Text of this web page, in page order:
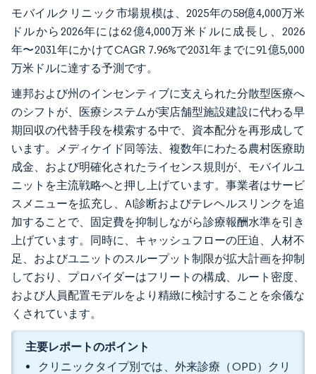
モバイルクリニック市場規模は、2025年の58億4,000万米
ドルから2026年には62億4,000万米ドルに成長し、2026
年〜2031年にかけてCAGR 7.96%で2031年までに91億5,000
万米ドルに達する予測です。
連邦および州のインセンティブに支えられた分散型医療へ
のシフトが、医療システムが実店舗型施設建設に代わる早
期回収の代替手段を模索する中で、資本配分を再形成して
います。メディケイド同等法、複数年にわたる農村医療助
成金、および明確化されたライセンス規則が、モバイルユ
ニットを主流戦略へと押し上げています。事業者はサービ
スメニューを拡充し、AI診断およびテレヘルスリンクを追
加することで、固定費を抑制しながら診療報酬水準を引き
上げています。同時に、キャッシュフローの圧迫、人材不
足、およびユニットのスループット制限が拡大計画を抑制
しており、プロバイダーはフリートの構成、ルート密度、
および人員配置モデルをより精緻に検討することを余儀な
くされています。
主要レポートのポイント
クリニックタイプ別では、外来診療（OPD）クリ